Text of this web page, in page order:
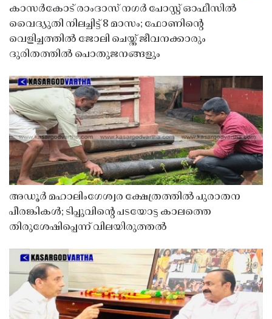
കാസർകോട് രാംദാസ് നഗർ പോസ്റ്റ് ഓഫീസിൽ
വൈദ്യുതി നിലച്ചിട്ട് 8 മാസം; ഫോണിൻ്റെ
വെളിച്ചത്തിൽ ജോലി ചെയ്ത് ജീവനക്കാരും
ദുരിതത്തിൽ പൊതുജനങ്ങളും
അഡൂർ മഹാലിംഗേശ്വര ക്ഷേത്രത്തിൽ പുരാതന
പീരങ്കികൾ; ടിപ്പുവിൻ്റെ പടയോട്ട കാലത്തെ
തിരുശേഷിപ്പെന്ന് വിലയിരുത്തൽ